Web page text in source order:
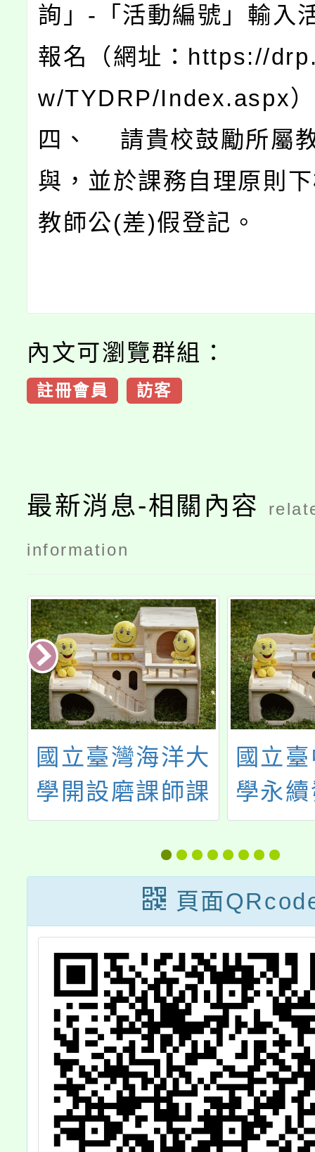
詢」-「活動編號」輸入
報名（網址：https://
w/TYDRP/Index.aspx
四、 請貴校鼓勵所屬
與，並於課務自理原則
教師公(差)假登記。
內文可瀏覽群組：
註冊會員 訪客
最新消息-相關內容
information
國立臺中科技大
學永續發展辦公
室於雲林廉使國
小辦理「綠生活
校園研習」
「數
化=AI
暑
頁面